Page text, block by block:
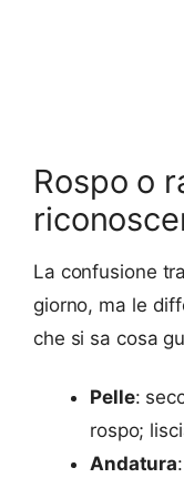
Rospo o
La confusione
giorno, ma le
che si sa cosa
Pelle:
rospo;
Andatura